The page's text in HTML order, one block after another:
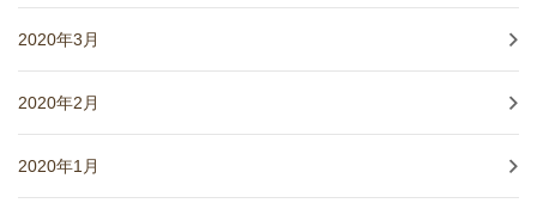
2020年3月
2020年2月
2020年1月